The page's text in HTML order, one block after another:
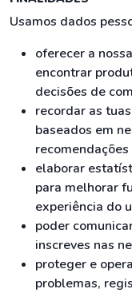
Usamos dados
oferecer a
encontrar
decisões de
recordar as
baseados em
elaborar
para melhorar
experiência do
poder
inscreves nas
proteger e
problemas,